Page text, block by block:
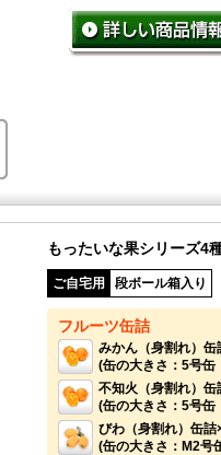
もったいな果シリーズ4
ご自宅用 段ボール箱入り
フルーツ缶詰
みかん（身割れ）缶
(缶の大きさ：5号
不知火（身割れ）缶
(缶の大きさ：5号
びわ（身割れ）缶詰
(缶の大きさ：M2